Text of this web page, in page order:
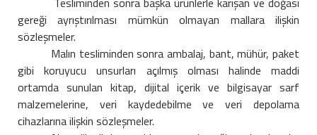
gereği ayrıştırılması mümkün olmayan mallara ilişkin
sözleşmeler.
Malın tesliminden sonra ambalaj, bant, mühür, paket
gibi koruyucu unsurları açılmış olması halinde maddi
ortamda sunulan kitap, dijital içerik ve bilgisayar sarf
malzemelerine, veri kaydedebilme ve veri depolama
cihazlarına ilişkin sözleşmeler.